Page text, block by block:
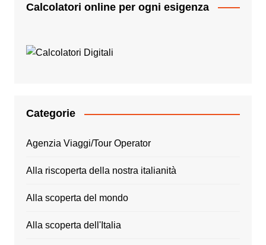
Calcolatori online per ogni esigenza
Categorie
Agenzia Viaggi/Tour Operator
Alla riscoperta della nostra italianità
Alla scoperta del mondo
Alla scoperta dell'Italia